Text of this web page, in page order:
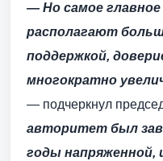
— Но самое
располагают
поддержкой,
многократно
— подчеркнул
авторитет был
годы напряженной,